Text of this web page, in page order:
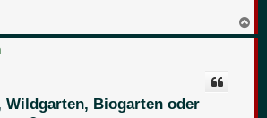
a
Wildgarten, Biogarten oder